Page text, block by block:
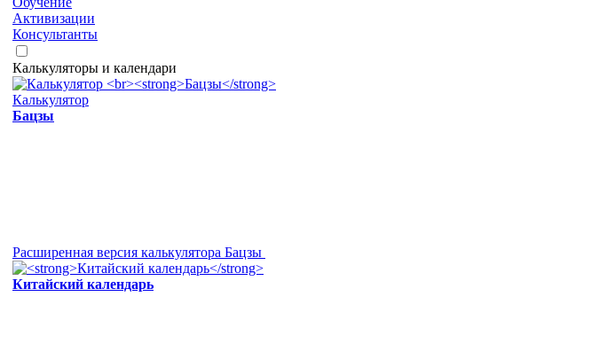
Активизации
Консультанты
Калькуляторы и календари
Калькулятор
Бацзы
Расширенная версия калькулятора Бацзы
Китайский календарь